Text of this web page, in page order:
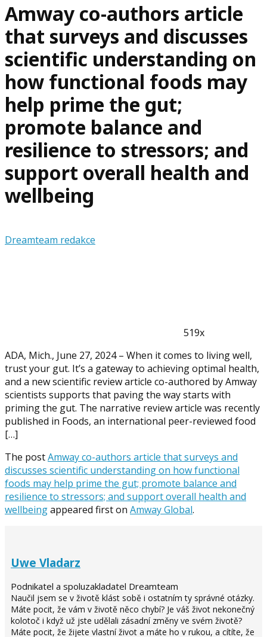
Amway co-authors article
that surveys and discusses
scientific understanding on
how functional foods may
help prime the gut;
promote balance and
resilience to stressors; and
support overall health and
wellbeing
Dreamteam redakce
519x
ADA, Mich., June 27, 2024 – When it comes to living well,
trust your gut. It’s a gateway to achieving optimal health,
and a new scientific review article co-authored by Amway
scientists supports that paving the way starts with
priming the gut. The narrative review article was recently
published in Foods, an international peer-reviewed food
[…]
The postAmway co-authors article that surveys and
discusses scientific understanding on how functional
foods may help prime the gut; promote balance and
resilience to stressors; and support overall health and
wellbeingappeared first on Amway Global.
Uwe Vladarz
Podnikatel a spoluzakladatel Dreamteam
Naučil jsem se v životě klást sobě i ostatním ty správné otázky.
Máte pocit, že vám v životě něco chybí? Je váš život nekonečný
kolotoč i když už jste udělali zásadní změny ve svém životě?
Máte pocit, že žijete vlastní život a máte ho v rukou, a cítíte, že